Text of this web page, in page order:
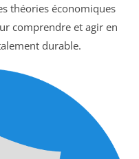
théories économiques
comprendre et agir en
durable.